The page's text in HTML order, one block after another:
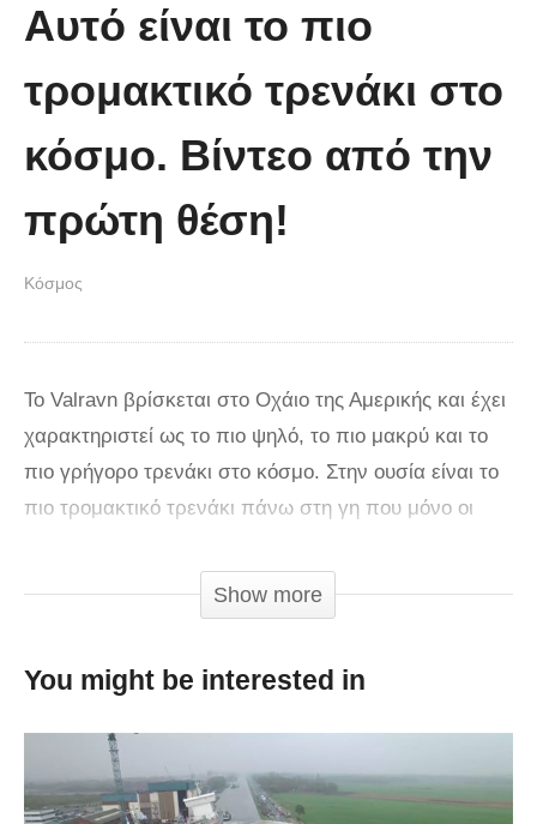
Οι 5 Γιατροί Κρύφτηκαν πίσω από
όταν έπεσε απλά ΔΕΝ περιγράφεται!
Αυτό είναι το πιο
τρομακτικό τρενάκι στο
κόσμο. Βίντεο από την
πρώτη θέση!
Κόσμος
Το Valravn βρίσκεται στο Οχάιο της Αμερικής και έχει
χαρακτηριστεί ως το πιο ψηλό, το πιο μακρύ και το
πιο γρήγορο τρενάκι στο κόσμο. Στην ουσία είναι το
πιο τρομακτικό τρενάκι πάνω στη γη που μόνο οι
προσφέρει. Η ταχύτητα του είναι 120 χλμ/ώρα και το
θέαμα όπως θα δείτε και στο βίντεο κόβει την ανάσα
θεματικό πάρκο Cedar Point που το τρενάκι αυτό
δείχνει την διαδρομή του.
Show more
You might be interested in